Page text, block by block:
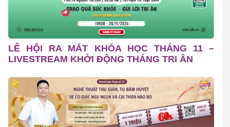
LỄ HỘI RA MẮT KHÓA HỌC THÁNG 11 –
LIVESTREAM KHỞI ĐỘNG THÁNG TRI ÂN